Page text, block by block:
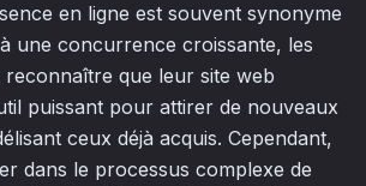
en ligne est souvent synonyme
une concurrence croissante, les
que leur site web
puissant pour attirer de nouveaux
ceux déjà acquis. Cependant,
dans le processus complexe de